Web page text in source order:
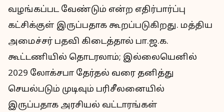
வழங்கப்பட வேண்டும் என்ற எதிர்பார்ப்பு
கட்சிக்குள் இருப்பதாக கூறப்படுகிறது. மத்திய
அமைச்சர் பதவி கிடைத்தால் பா.ஜ.க.
கூட்டணியில் தொடரலாம்; இல்லையெனில்
2029 லோக்சபா தேர்தல் வரை தனித்து
செயல்படும் முடிவும் பரிசீலனையில்
இருப்பதாக அரசியல் வட்டாரங்கள்